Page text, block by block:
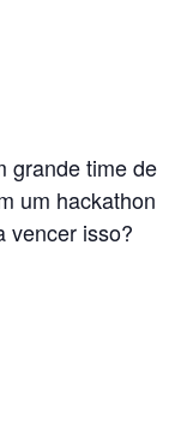
grande time de
um hackathon
vencer isso?